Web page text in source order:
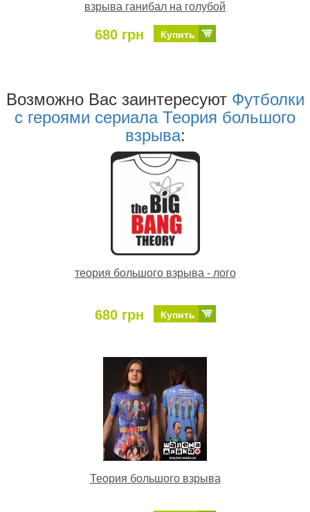
взрыва ганибал на голубой
680 грн Купить
Возможно Ваc заинтересуют Футболки
с героями сериала Теория большого
взрыва:
теория большого взрыва - лого
680 грн Купить
Теория большого взрыва